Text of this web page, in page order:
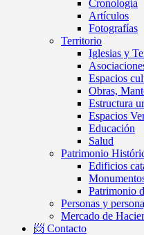
Cronología
Artículos
Fotografías
Territorio
Iglesias y
Espacios
Obras,
Estructura
Espacios
Educación
Salud
Patrimonio
Edificios
Patrimonio
Personas y
Mercado de
📨 Contacto